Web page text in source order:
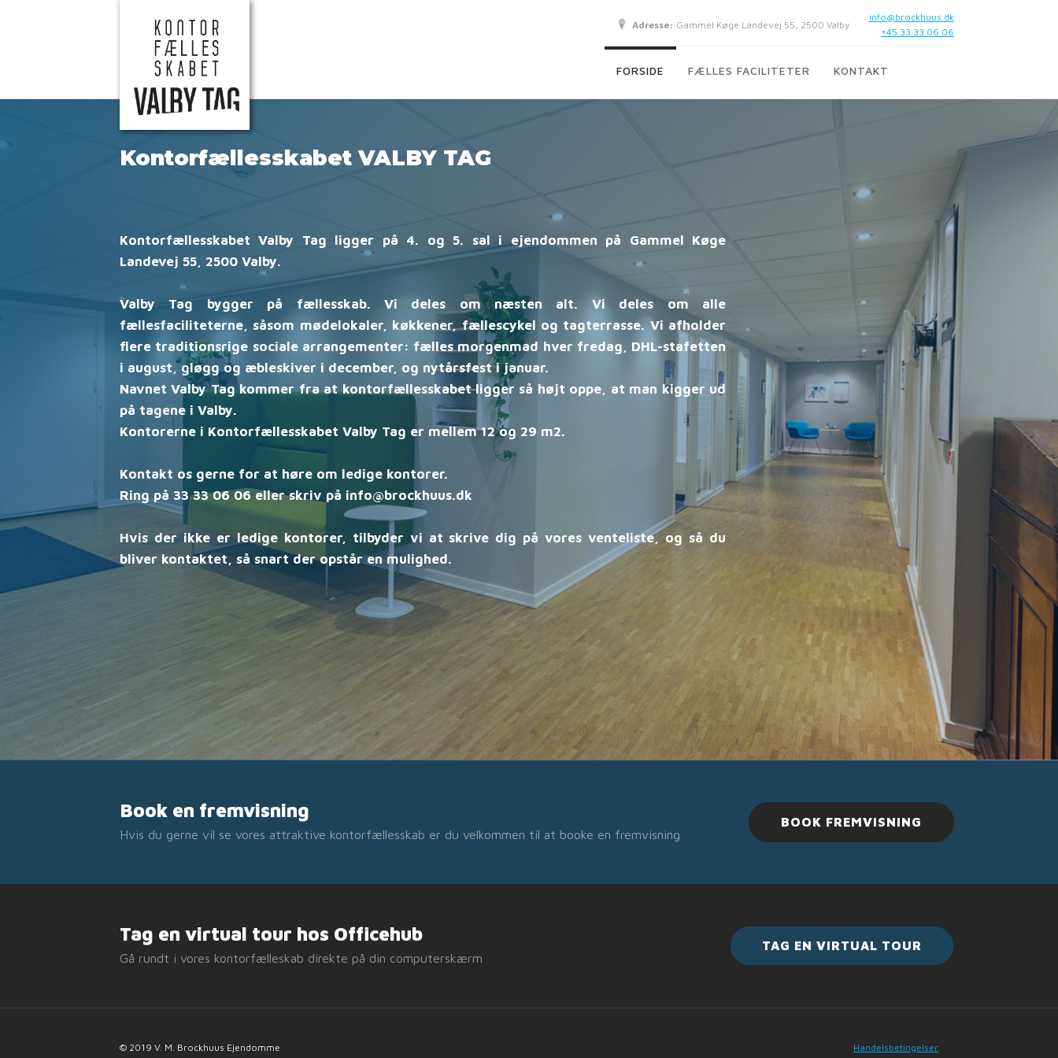
Adresse: Gammel Køge Landevej 55, 2500 Valby
info@brockhuus.dk
+45 33 33 06 06
FORSIDE FÆLLES FACILITETER KONTAKT
Kontorfællesskabet VALBY TAG
Kontorfællesskabet Valby Tag ligger på 4. og 5. sal i ejendommen på Gammel Køge
Landevej 55, 2500 Valby.
Valby Tag bygger på fællesskab. Vi deles om næsten alt. Vi deles om alle
fællesfaciliteterne, såsom mødelokaler, køkkener, fællescykel og tagterrasse. Vi afholder
flere traditionsrige sociale arrangementer: fælles morgenmad hver fredag, DHL-stafetten
i august, gløgg og æbleskiver i december, og nytårsfest i januar.
Navnet Valby Tag kommer fra at kontorfællesskabet ligger så højt oppe, at man kigger ud
på tagene i Valby.
Kontorerne i Kontorfællesskabet Valby Tag er mellem 12 og 29 m2.
Kontakt os gerne for at høre om ledige kontorer.
Ring på 33 33 06 06 eller skriv på info@brockhuus.dk
Hvis der ikke er ledige kontorer, tilbyder vi at skrive dig på vores venteliste, og så du
bliver kontaktet, så snart der opstår en mulighed.
Book en fremvisning
Hvis du gerne vil se vores attraktive kontorfællesskab er du velkommen til at booke en fremvisning
BOOK FREMVISNING
Tag en virtual tour hos Officehub
Gå rundt i vores kontorfælleskab direkte på din computerskærm
TAG EN VIRTUAL TOUR
© 2019 V. M. Brockhuus Ejendomme Handelsbetingelser